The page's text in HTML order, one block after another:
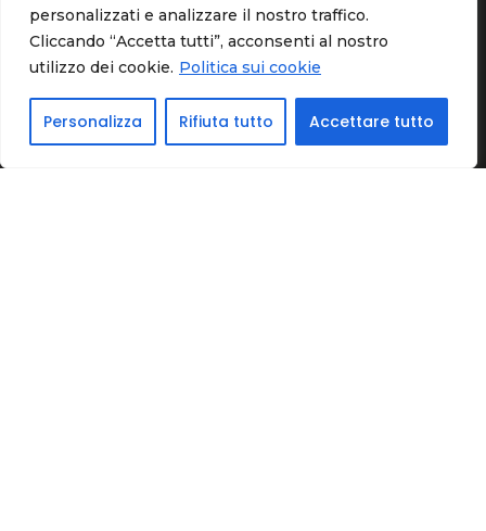
personalizzati e analizzare il nostro traffico.
Cliccando “Accetta tutti”, acconsenti al nostro
utilizzo dei cookie. Politica sui cookie
Personalizza Rifiuta tutto Accettare tutto